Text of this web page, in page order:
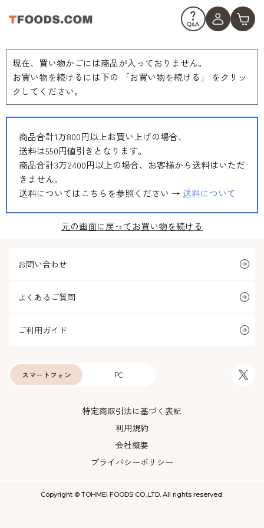
現在、買い物かごには商品が入っておりません。
お買い物を続けるには下の 「お買い物を続ける」 をクリッ
クしてください。
商品合計1万800円以上お買い上げの場合、
送料は550円値引きとなります。
商品合計3万2400円以上の場合、お客様から送料はいただ
きません。
送料についてはこちらを参照ください → 送料について
元の画面に戻ってお買い物を続ける
お問い合わせ
よくあるご質問
ご利用ガイド
PC
スマートフォン
特定商取引法に基づく表記
利用規約
会社概要
プライバシーポリシー
Copyright © TOHMEI FOODS CO.,LTD. All rights reserved.